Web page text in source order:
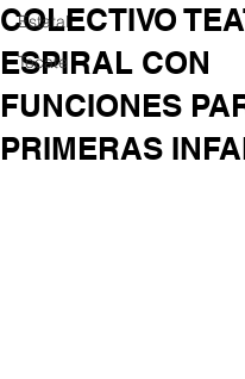
Estatal
Tecate
COLECTIVO
ESPIRAL CON
FUNCIONES
PRIMERAS